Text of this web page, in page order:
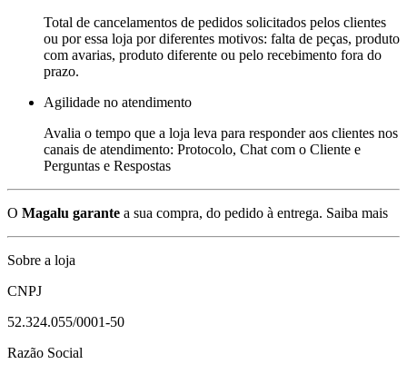
Total de cancelamentos de pedidos solicitados pelos clientes
ou por essa loja por diferentes motivos: falta de peças, produto
com avarias, produto diferente ou pelo recebimento fora do
prazo.
Agilidade no atendimento
Avalia o tempo que a loja leva para responder aos clientes nos
canais de atendimento: Protocolo, Chat com o Cliente e
Perguntas e Respostas
O Magalu garante a sua compra, do pedido à entrega. Saiba mais
Sobre a loja
CNPJ
52.324.055/0001-50
Razão Social